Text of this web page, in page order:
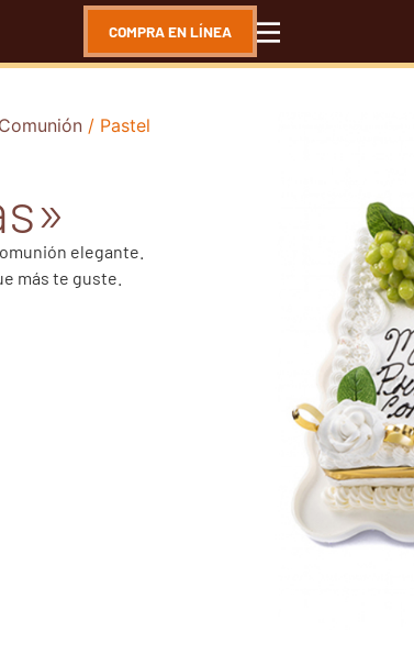
COMPRA EN LÍNEA
/ Pastel
elegante.
más te guste.